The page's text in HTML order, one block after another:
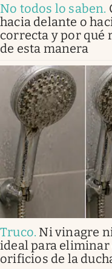
No todos lo saben.
hacia delante o
correcta y por qué
de esta manera
Truco. Ni vinagre
ideal para
orificios de la